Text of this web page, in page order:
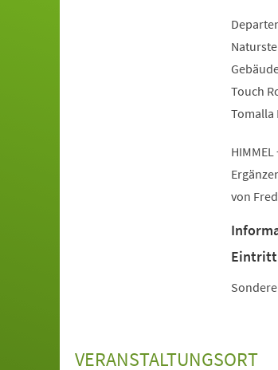
Touch
Tomalla
HIMMEL
von
Eintritt
VERANSTALTUNGSORT